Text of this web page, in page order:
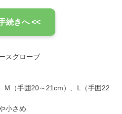
続きへ <<
スグローブ
M（手囲20～21cm）、L（手囲22
小さめ